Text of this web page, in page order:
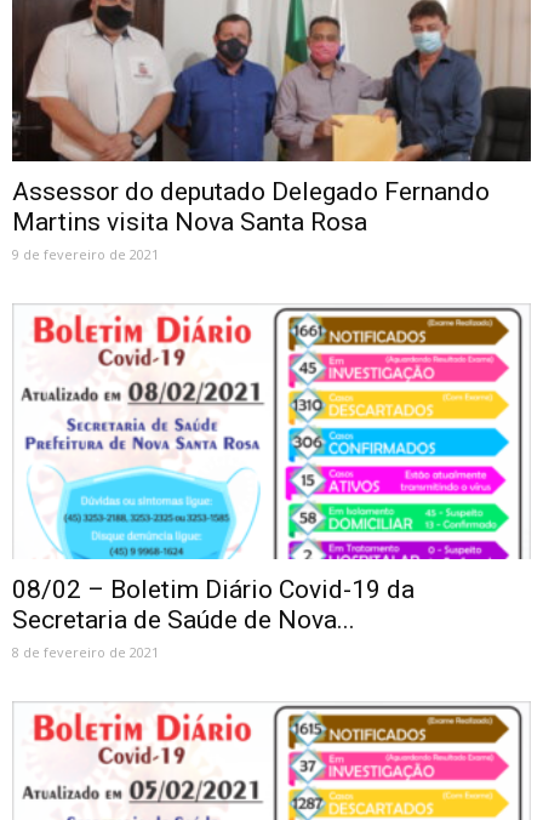
Assessor do deputado Delegado Fernando
Martins visita Nova Santa Rosa
9 de fevereiro de 2021
08/02 – Boletim Diário Covid-19 da
Secretaria de Saúde de Nova...
8 de fevereiro de 2021